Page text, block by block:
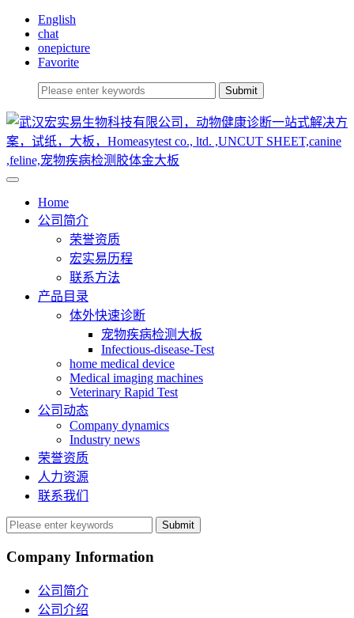
English
chat
onepicture
Favorite
Home
公司简介
荣誉资质
宏实易历程
联系方法
产品目录
体外快速诊断
宠物疾病检测大板
Infectious-disease-Test
home medical device
Medical imaging machines
Veterinary Rapid Test
公司动态
Company dynamics
Industry news
荣誉资质
人力资源
联系我们
Submit
Company Information
公司简介
公司介绍